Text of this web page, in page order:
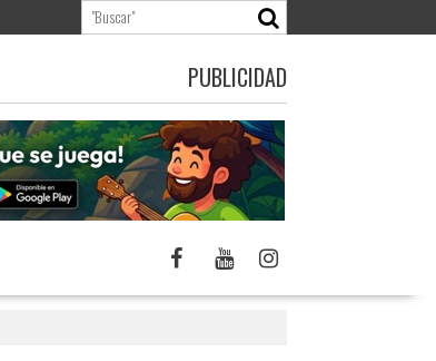
PUBLICIDAD